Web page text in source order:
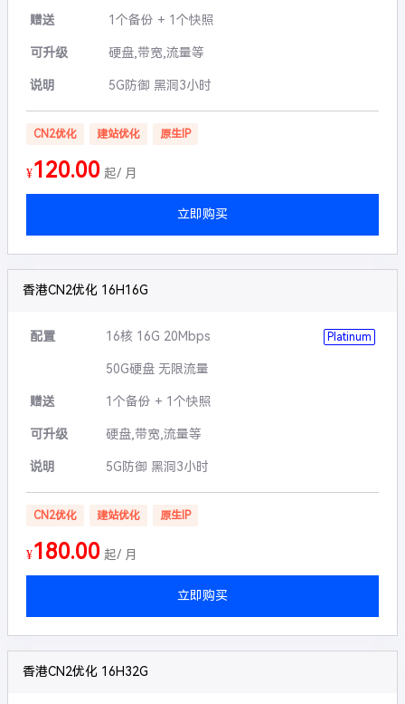
赠送 1个备份 + 1个快照
可升级 硬盘,带宽,流量等
说明 5G防御 黑洞3小时
CN2优化 建站优化 原生IP
¥120.00 起/ 月
立即购买
香港CN2优化 16H16G
配置 16核 16G 20Mbps Platinum
50G硬盘 无限流量
赠送 1个备份 + 1个快照
可升级 硬盘,带宽,流量等
说明 5G防御 黑洞3小时
CN2优化 建站优化 原生IP
¥180.00 起/ 月
立即购买
香港CN2优化 16H32G